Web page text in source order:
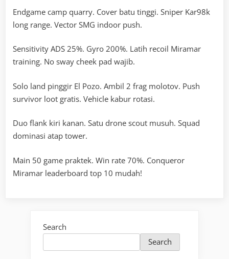
Endgame camp quarry. Cover batu tinggi. Sniper Kar98k
long range. Vector SMG indoor push.
Sensitivity ADS 25%. Gyro 200%. Latih recoil Miramar
training. No sway cheek pad wajib.
Solo land pinggir El Pozo. Ambil 2 frag molotov. Push
survivor loot gratis. Vehicle kabur rotasi.
Duo flank kiri kanan. Satu drone scout musuh. Squad
dominasi atap tower.
Main 50 game praktek. Win rate 70%. Conqueror
Miramar leaderboard top 10 mudah!
Search
Search